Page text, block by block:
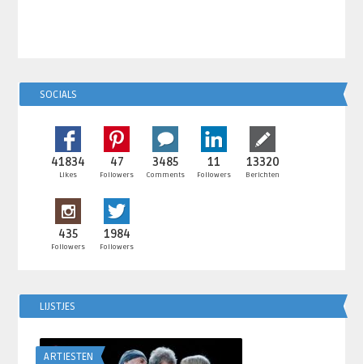
SOCIALS
41834
Likes
47
Followers
3485
Comments
11
Followers
13320
Berichten
435
Followers
1984
Followers
LIJSTJES
ARTIESTEN